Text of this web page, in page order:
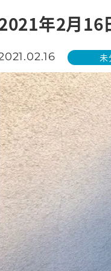
年2月16
未